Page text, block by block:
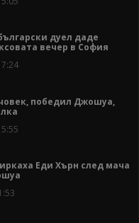
дуел даде
вечер в София
победил Джошуа,
Еди Хърн след мача